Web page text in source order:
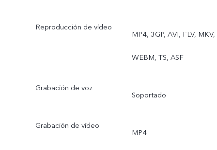
Reproducción de vídeo
MP4, 3GP, AVI, FLV, MKV,
WEBM, TS, ASF
Grabación de voz
Soportado
Grabación de vídeo
MP4